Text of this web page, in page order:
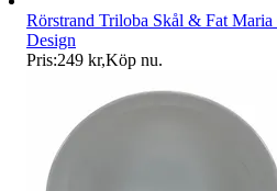
Rörstrand Triloba Skål & Fat
Design
Pris:249 kr,Köp nu.